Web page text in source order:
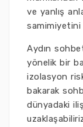
ve yanlış
samimiyetini
Aydın
yönelik bir
izolasyon
bakarak
dünyadaki